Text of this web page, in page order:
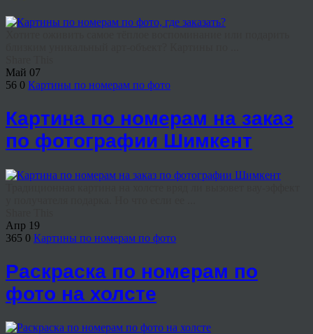
Май 07
56 0 Картины по номерам по фото
Картина по номерам на заказ
по фотографии Шимкент
Апр 19
365 0 Картины по номерам по фото
Раскраска по номерам по
фото на холсте